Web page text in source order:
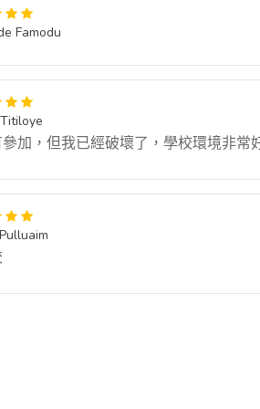
Famodu
加，但我已經破壞了，學校環境非常